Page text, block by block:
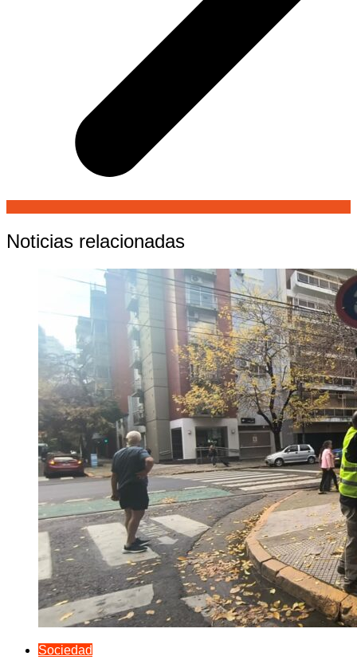
Noticias relacionadas
Sociedad